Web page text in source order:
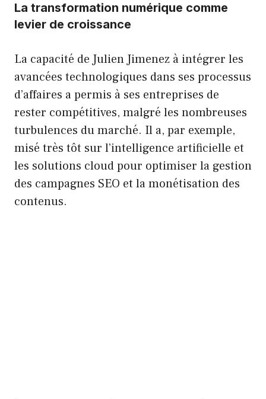
La transformation numérique comme
levier de croissance
La capacité de Julien Jimenez à intégrer les
avancées technologiques dans ses processus
d’affaires a permis à ses entreprises de
rester compétitives, malgré les nombreuses
turbulences du marché. Il a, par exemple,
misé très tôt sur l’intelligence artificielle et
les solutions cloud pour optimiser la gestion
des campagnes SEO et la monétisation des
contenus.